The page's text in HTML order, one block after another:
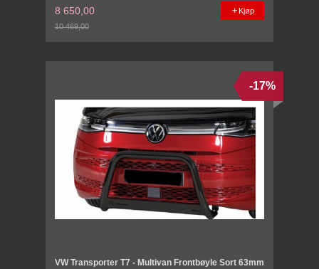
8 650,00
10 469,00
Kjøp
VW Transporter T7 - Multivan Frontbøyle Sort 63mm
-17%